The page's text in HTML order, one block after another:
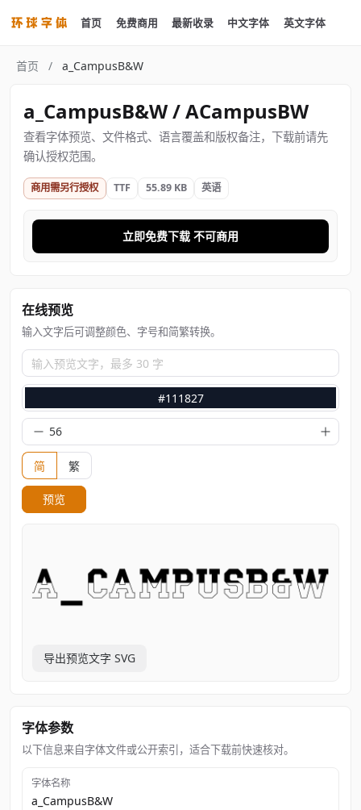
首页 免费商用 最新收录 中文字体 英文字体
首页 / a_CampusB&W
a_CampusB&W / ACampusBW
查看字体预览、文件格式、语言覆盖和版权备注，下载前请先
确认授权范围。
商用需另行授权 TTF 55.89 KB 英语
立即免费下载 不可商用
在线预览
输入文字后可调整颜色、字号和简繁转换。
输入预览文字，最多 30 字
#111827
简 繁
预览
导出预览文字 SVG
字体参数
以下信息来自字体文件或公开索引，适合下载前快速核对。
字体名称
a_CampusB&W